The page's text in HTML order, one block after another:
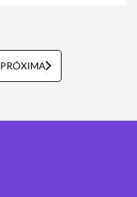
PRÓXIMA